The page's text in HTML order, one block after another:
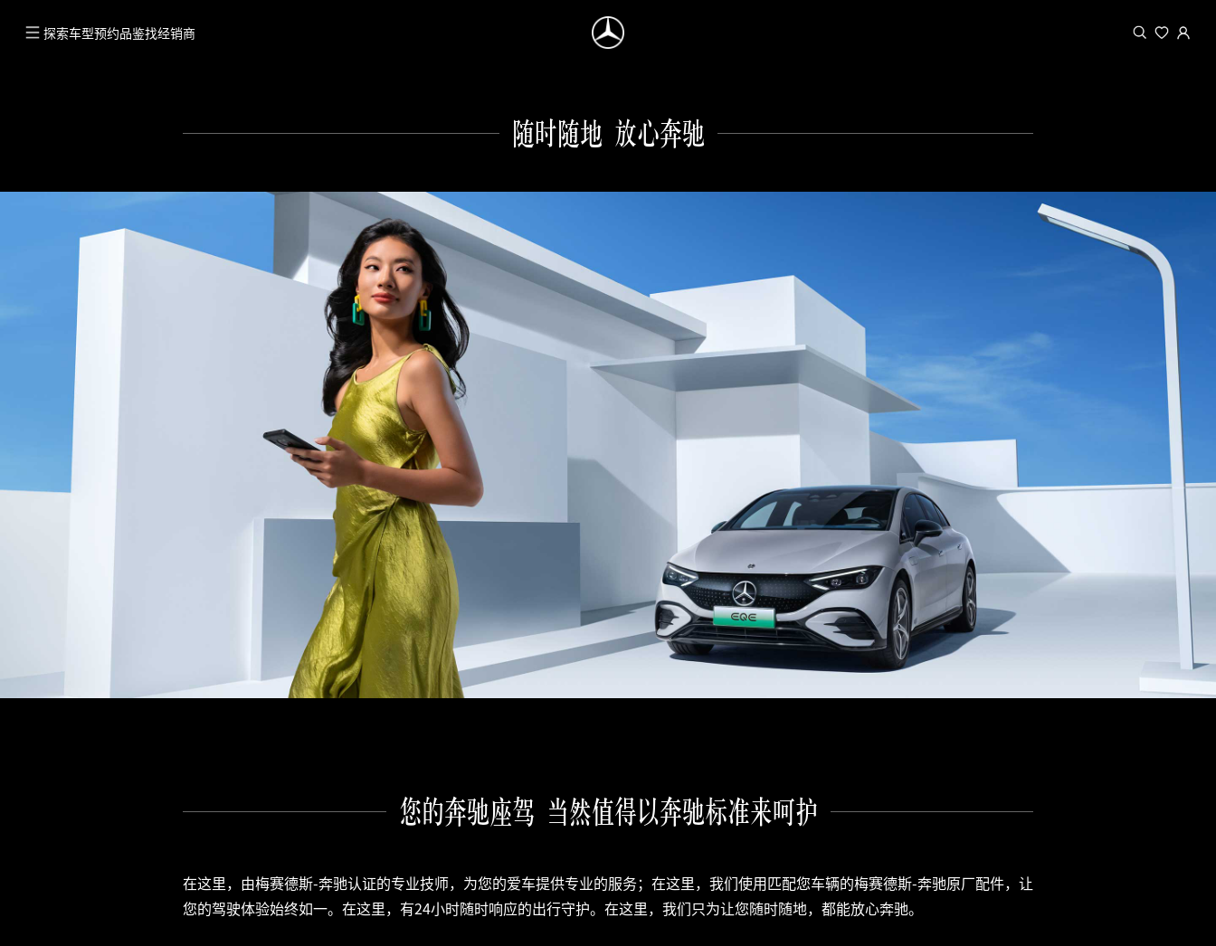
探索车型预约品鉴找经销商
随时随地 放心奔驰
您的奔驰座驾 当然值得以奔驰标准来呵护
在这里，由梅赛德斯-奔驰认证的专业技师，为您的爱车提供专业的服务；在这里，我们使用匹配您车辆的梅赛德斯-奔驰原厂配件，让
您的驾驶体验始终如一。在这里，有24小时随时响应的出行守护。在这里，我们只为让您随时随地，都能放心奔驰。